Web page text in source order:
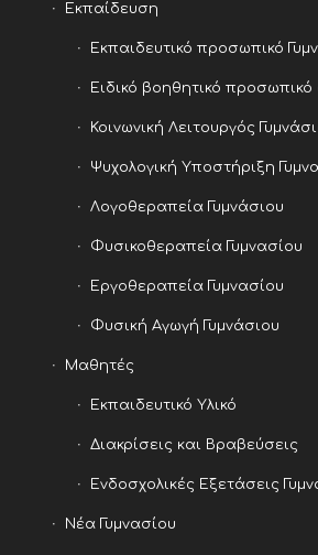
Εκπαίδευση
Εκπαιδευτικό προσωπικό
Ειδικό βοηθητικό προσωπικό
Κοινωνική Λειτουργός
Ψυχολογική Υποστήριξη
Λογοθεραπεία Γυμνάσιου
Φυσικοθεραπεία Γυμνασίου
Εργοθεραπεία Γυμνασίου
Φυσική Αγωγή Γυμνάσιου
Μαθητές
Εκπαιδευτικό Υλικό
Διακρίσεις και Βραβεύσεις
Ενδοσχολικές Εξετάσεις
Νέα Γυμνασίου